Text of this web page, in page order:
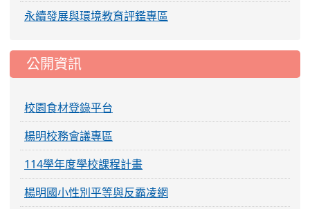
永續發展與環境教育評鑑專區
公開資訊
校園食材登錄平台
楊明校務會議專區
114學年度學校課程計畫
楊明國小性別平等與反霸凌網